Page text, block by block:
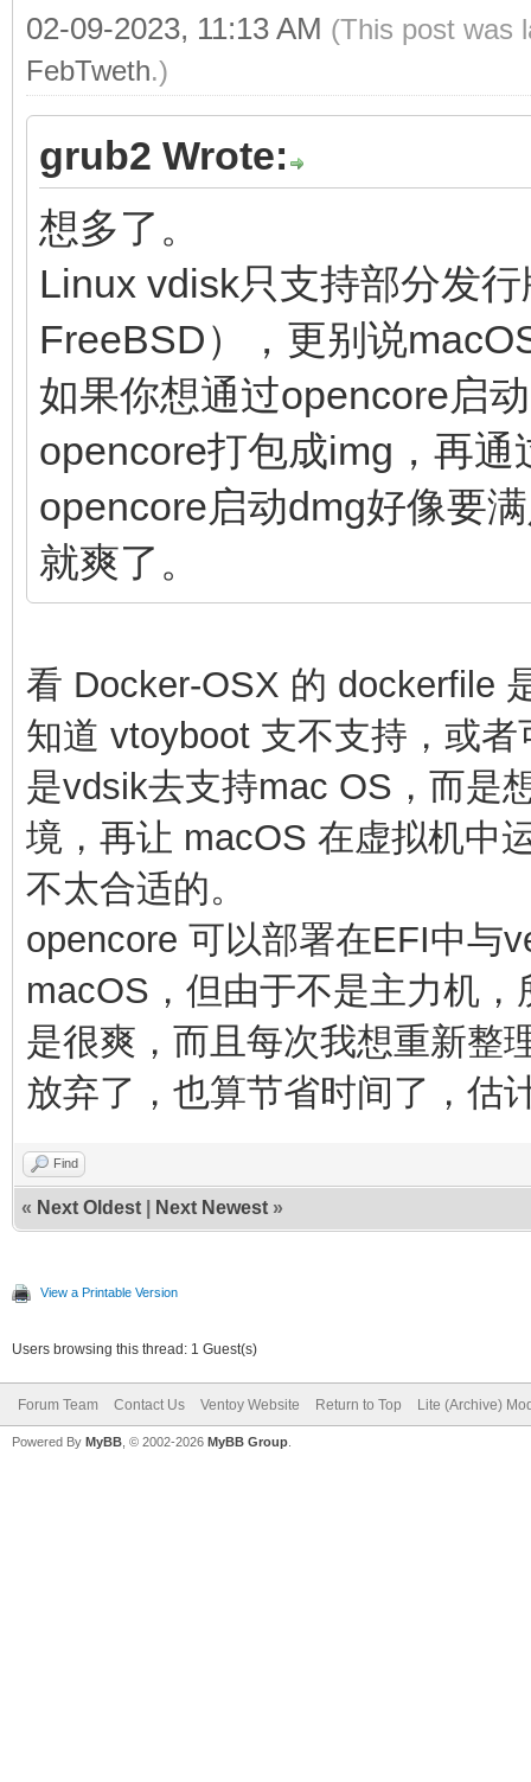
02-09-2023, 11:13 AM (This post was
FebTweth.)
grub2 Wrote:
想多了。
Linux vdisk只支持部分发
FreeBSD），更别说
如果你想通过opencore启
opencore打包成img，再
opencore启动dmg好像要
就爽了。
看 Docker-OSX 的 dockerfile
知道 vtoyboot 支不支持，或
是vdsik去支持mac OS，而是
境，再让 macOS 在虚拟机中
不太合适的。
opencore 可以部署在EFI中与
macOS，但由于不是主力机
是很爽，而且每次我想重新整
放弃了，也算节省时间了，估
Find
« Next Oldest Next Newest »
View a Printable Version
Users browsing this thread: 1 Guest(s)
Forum Team Contact Us Ventoy Website Return to Top Lite (Archive)
Powered By MyBB , © 2002-2026 MyBB Group